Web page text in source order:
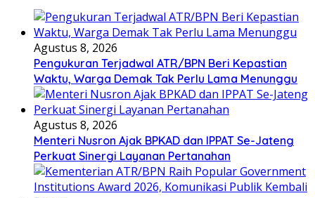
Agustus 8, 2026
Pengukuran Terjadwal ATR/BPN Beri Kepastian
Waktu, Warga Demak Tak Perlu Lama Menunggu
Agustus 8, 2026
Menteri Nusron Ajak BPKAD dan IPPAT Se-Jateng
Perkuat Sinergi Layanan Pertanahan